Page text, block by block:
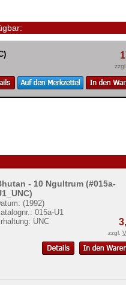
zzgl.
- 10 Ngultrum (#015a-
(1992)
015a-U1
UNC
zzgl.